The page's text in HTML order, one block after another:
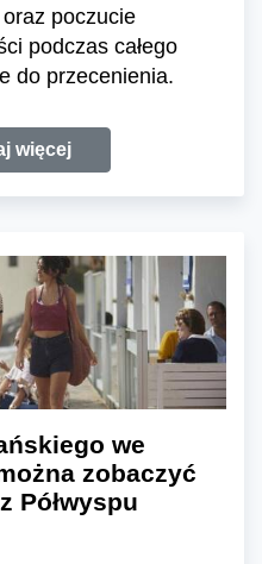
poczucie
podczas całego
do przecenienia.
więcej
we
zobaczyć
Półwyspu